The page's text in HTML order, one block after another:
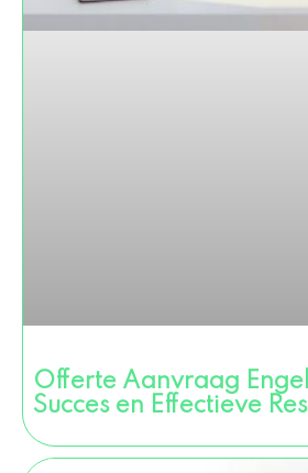
Offerte Aanvraag
Succes en Effectieve